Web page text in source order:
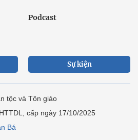
Podcast
Sự kiện
tộc và Tôn giáo
cấp ngày 17/10/2025
Bá